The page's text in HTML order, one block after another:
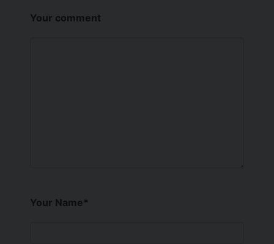
Your comment
Your Name*